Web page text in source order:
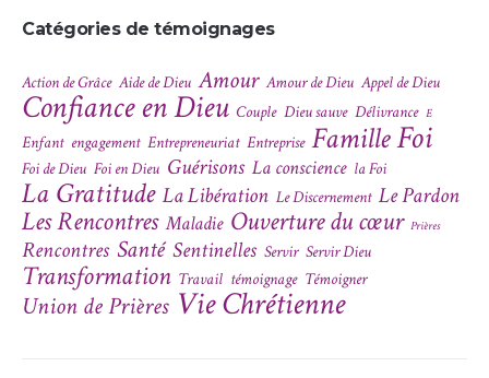
Catégories de témoignages
Action de Grâce Aide de Dieu Amour Amour de Dieu Appel de Dieu
Confiance en Dieu Couple Dieu sauve Délivrance E
Enfant engagement Entrepreneuriat Entreprise FamilleFoi
Foi de Dieu Foi en Dieu Guérisons La conscience la Foi
La Gratitude La Libération Le Discernement Le Pardon
Les Rencontres Maladie Ouverture du cœur Prières
Rencontres Santé Sentinelles Servir Servir Dieu
Transformation Travail témoignage Témoigner
Union de Prières Vie Chrétienne